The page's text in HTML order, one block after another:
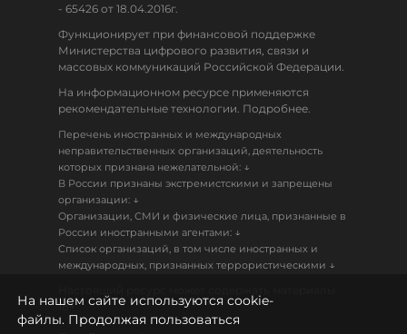
- 65426 от 18.04.2016г.
Функционирует при финансовой поддержке
Министерства цифрового развития, связи и
массовых коммуникаций Российской Федерации.
На информационном ресурсе применяются
рекомендательные технологии. Подробнее.
Перечень иностранных и международных
неправительственных организаций, деятельность
которых признана нежелательной: ↓
В России признаны экстремистскими и запрещены
организации: ↓
Организации, СМИ и физические лица, признанные в
России иностранными агентами: ↓
Список организаций, в том числе иностранных и
международных, признанных террористическими ↓
18+
На нашем сайте используются cookie-
файлы. Продолжая пользоваться